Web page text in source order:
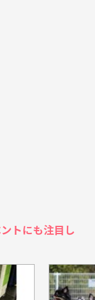
トにも注目し